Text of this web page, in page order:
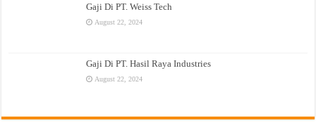
Gaji Di PT. Weiss Tech
August 22, 2024
Gaji Di PT. Hasil Raya Industries
August 22, 2024